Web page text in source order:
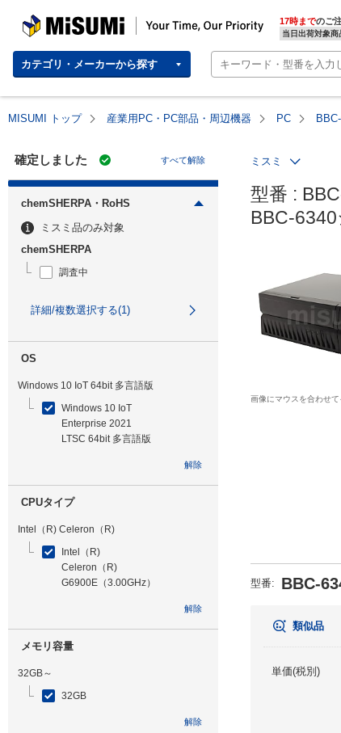
MISUMI | Your Time, Our Priority 17時までのご
当日出荷対象商
カテゴリ・メーカーから探す
MISUMI トップ 産業用PC・PC部品・周辺機器 PC
確定しました すべて解除
chemSHERPA・RoHS
ミスミ品のみ対象
chemSHERPA
調査中
詳細/複数選択する(1)
OS
Windows 10 IoT 64bit 多言語版
Windows 10 IoT
Enterprise 2021
LTSC 64bit 多言語版
解除
CPUタイプ
Intel（R) Celeron（R)
Intel（R)
Celeron（R)
G6900E（3.00GHz）
解除
メモリ容量
32GB～
32GB
解除
ミスミ
型番 :
BBC-
画像にマウスを合わせ
型番: BBC-
類似品
単価(税別)